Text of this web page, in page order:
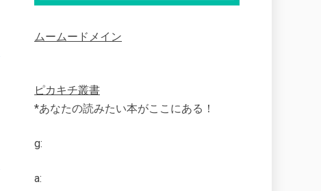
ムームードメイン
ピカキチ叢書
*あなたの読みたい本がここにある！
g:
a: